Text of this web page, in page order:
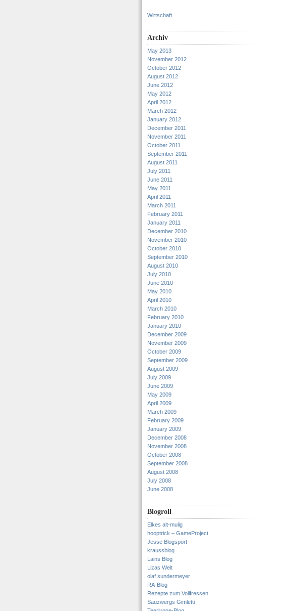
Wirtschaft
Archiv
May 2013
November 2012
October 2012
August 2012
June 2012
May 2012
April 2012
March 2012
January 2012
December 2011
November 2011
October 2011
September 2011
August 2011
July 2011
June 2011
May 2011
April 2011
March 2011
February 2011
January 2011
December 2010
November 2010
October 2010
September 2010
August 2010
July 2010
June 2010
May 2010
April 2010
March 2010
February 2010
January 2010
December 2009
November 2009
October 2009
September 2009
August 2009
July 2009
June 2009
May 2009
April 2009
March 2009
February 2009
January 2009
December 2008
November 2008
October 2008
September 2008
August 2008
July 2008
June 2008
Blogroll
Elkes alt-mulig
hooptrick – GameProject
Jesse Blogsport
kraussblog
Lains Blog
Lizas Welt
olaf sundermeyer
RA-Blog
Rezepte zum Vollfressen
Sauzwergs Gimletti